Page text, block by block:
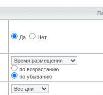
Да Нет
по возрастанию
по убыванию